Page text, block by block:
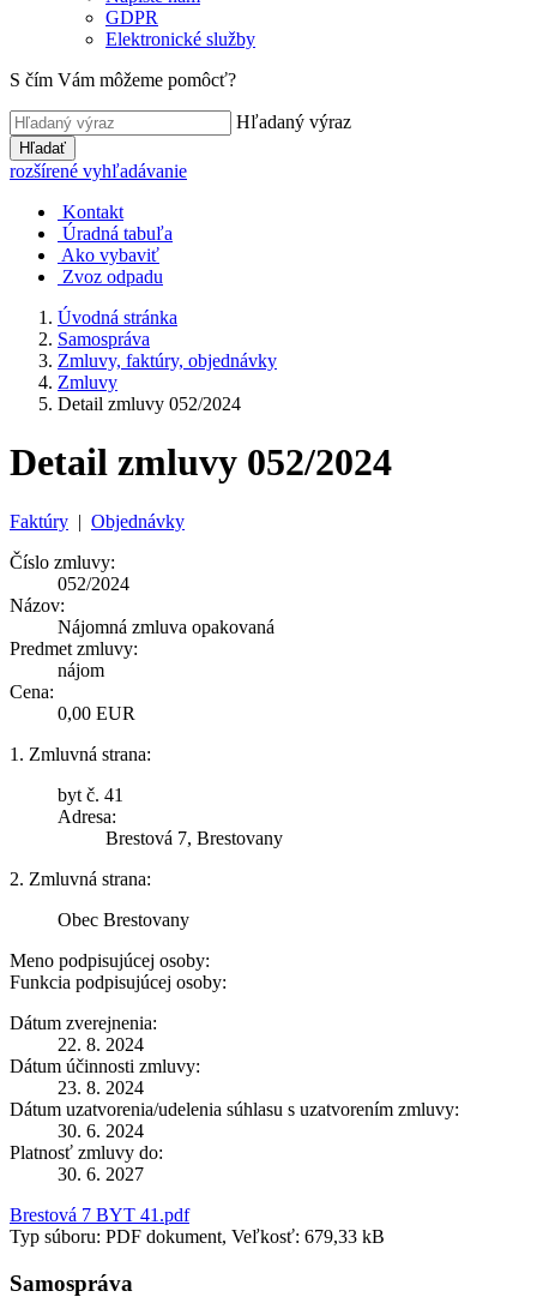
GDPR
Elektronické služby
S čím Vám môžeme pomôcť?
Hľadaný výraz
Hľadať
rozšírené vyhľadávanie
Kontakt
Úradná tabuľa
Ako vybaviť
Zvoz odpadu
Úvodná stránka
Samospráva
Zmluvy, faktúry, objednávky
Zmluvy
Detail zmluvy 052/2024
Detail zmluvy 052/2024
Faktúry | Objednávky
Číslo zmluvy:
052/2024
Názov:
Nájomná zmluva opakovaná
Predmet zmluvy:
nájom
Cena:
0,00 EUR
1. Zmluvná strana:
byt č. 41
Adresa:
Brestová 7, Brestovany
2. Zmluvná strana:
Obec Brestovany
Meno podpisujúcej osoby:
Funkcia podpisujúcej osoby:
Dátum zverejnenia:
22. 8. 2024
Dátum účinnosti zmluvy:
23. 8. 2024
Dátum uzatvorenia/udelenia súhlasu s uzatvorením zmluvy:
30. 6. 2024
Platnosť zmluvy do:
30. 6. 2027
Brestová 7 BYT 41.pdf
Typ súboru: PDF dokument, Veľkosť: 679,33 kB
Samospráva